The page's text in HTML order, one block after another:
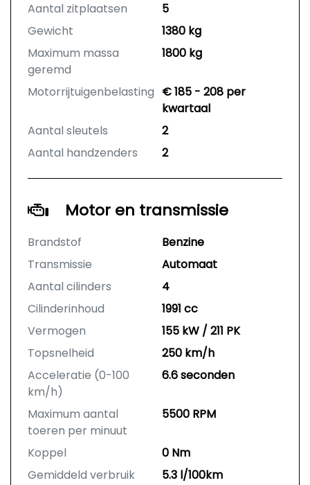
Aantal zitplaatsen
5
Gewicht
1380 kg
Maximum massa
geremd
1800 kg
Motorrijtuigenbelasting € 185 - 208 per
kwartaal
Aantal sleutels
2
Aantal handzenders
2
Motor en transmissie
Brandstof
Benzine
Transmissie
Automaat
Aantal cilinders
4
Cilinderinhoud
1991 cc
Vermogen
155 kW / 211 PK
Topsnelheid
250 km/h
Acceleratie (0-100
km/h)
6.6 seconden
Maximum aantal
toeren per minuut
5500 RPM
Koppel
0 Nm
Gemiddeld verbruik
5.3 l/100km